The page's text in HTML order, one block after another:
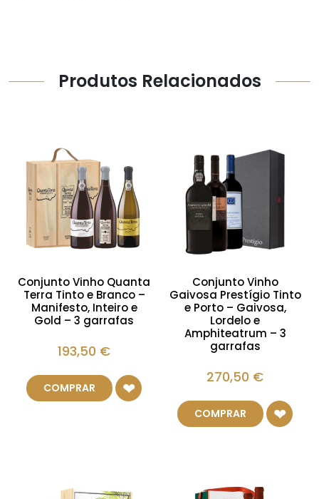
Produtos Relacionados
Conjunto Vinho Quanta
Terra Tinto e Branco –
Manifesto, Inteiro e
Gold – 3 garrafas
193,50 €
COMPRAR
Conjunto Vinho
Gaivosa Prestígio Tinto
e Porto – Gaivosa,
Lordelo e
Amphiteatrum – 3
garrafas
270,50 €
COMPRAR